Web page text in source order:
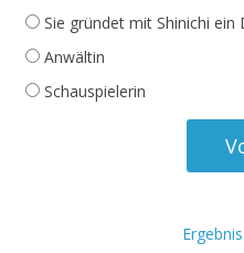
Sie gründet mit Shinichi ein
Anwältin
Schauspielerin